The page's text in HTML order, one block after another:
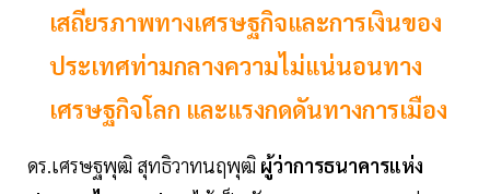
เสถียรภาพทางเศรษฐกิจและการเงินของ
ประเทศท่ามกลางความไม่แน่นอนทาง
เศรษฐกิจโลก และแรงกดดันทางการเมือง
ดร.เศรษฐพุฒิ สุทธิวาทนฤพุฒิ ผู้ว่าการธนาคารแห่ง